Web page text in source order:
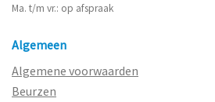
Ma. t/m vr.: op afspraak
Algemeen
Algemene voorwaarden
Beurzen